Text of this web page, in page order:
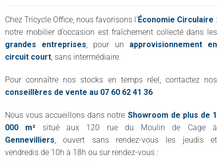
Chez Tricycle Office, nous favorisons l’Économie Circulaire :
notre mobilier d’occasion est fraîchement collecté dans les
grandes entreprises, pour un approvisionnement en
circuit court, sans intermédiaire.
Pour connaître nos stocks en temps réel, contactez nos
conseillères de vente au 07 60 62 41 36
Nous vous accueillons dans notre Showroom de plus de 1
000 m² situé aux 120 rue du Moulin de Cage à
Gennevilliers , ouvert sans rendez-vous les jeudis et
vendredis de 10h à 18h ou sur rendez-vous :